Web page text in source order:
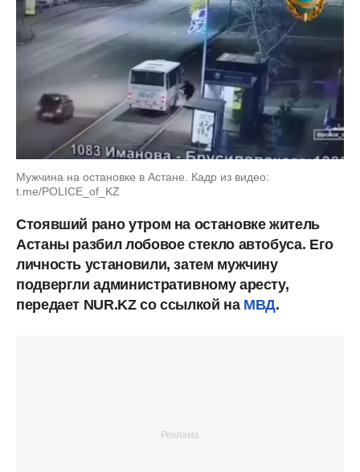
Мужчина на остановке в Астане. Кадр из видео:
t.me/POLICE_of_KZ
Стоявший рано утром на остановке житель
Астаны разбил лобовое стекло автобуса. Его
личность установили, затем мужчину
подвергли административному аресту,
передает NUR.KZ со ссылкой на МВД.